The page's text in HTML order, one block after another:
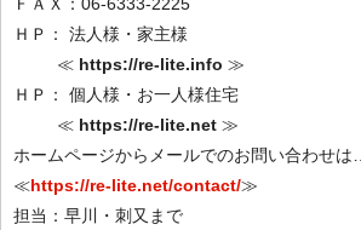
ＨＰ： 法人様・家主様
≪ https://re-lite.info ≫
ＨＰ： 個人様・お一人様住宅
≪ https://re-lite.net ≫
ホームページからメールでのお問い合わせは…
≪https://re-lite.net/contact/≫
担当：早川・刺又まで